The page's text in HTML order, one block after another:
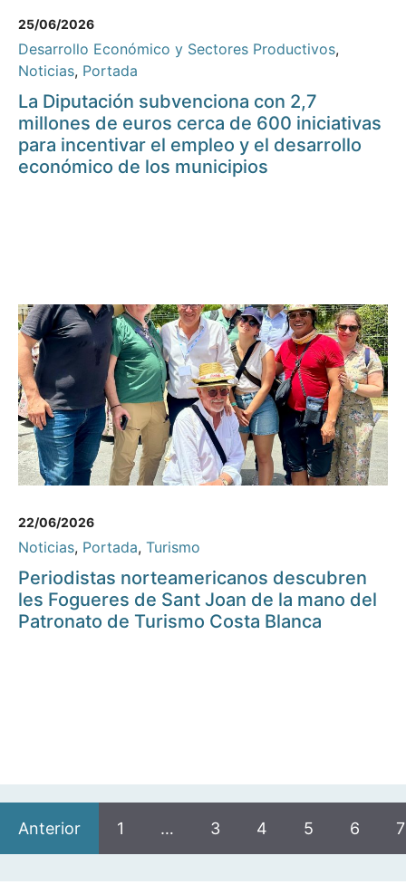
25/06/2026
Desarrollo Económico y Sectores Productivos,
Noticias, Portada
La Diputación subvenciona con 2,7
millones de euros cerca de 600 iniciativas
para incentivar el empleo y el desarrollo
económico de los municipios
22/06/2026
Noticias, Portada, Turismo
Periodistas norteamericanos descubren
les Fogueres de Sant Joan de la mano del
Patronato de Turismo Costa Blanca
Anterior 1 … 3 4 5 6 7